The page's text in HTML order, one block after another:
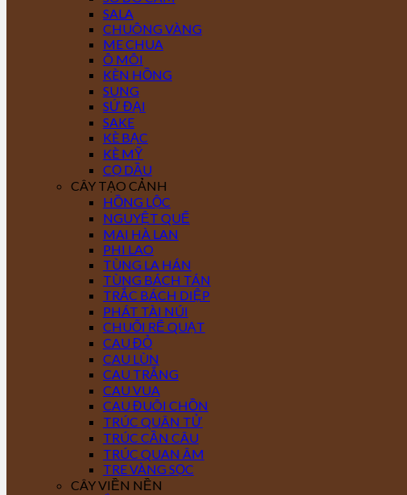
SALA
CHUÔNG VÀNG
ME CHUA
Ô MÔI
KÈN HỒNG
SUNG
SỨ ĐẠI
SAKE
KÈ BẠC
KÈ MỸ
CỌ DẦU
CÂY TẠO CẢNH
HỒNG LỘC
NGUYỆT QUẾ
MAI HÀ LAN
PHI LAO
TÙNG LA HÁN
TÙNG BÁCH TÁN
TRẮC BÁCH DIỆP
PHÁT TÀI NÚI
CHUỐI RẼ QUẠT
CAU ĐỎ
CAU LÙN
CAU TRẮNG
CAU VUA
CAU ĐUÔI CHỒN
TRÚC QUÂN TỬ
TRÚC CẦN CÂU
TRÚC QUAN ÂM
TRE VÀNG SỌC
CÂY VIỀN NỀN